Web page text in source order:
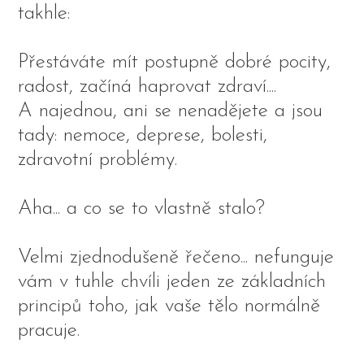
takhle:
Přestáváte mít postupně dobré pocity,
radost, začíná haprovat zdraví....
A najednou, ani se nenadějete a jsou
tady: nemoce, deprese, bolesti,
zdravotní problémy.
Aha... a co se to vlastně stalo?
Velmi zjednodušeně řečeno... nefunguje
vám v tuhle chvíli jeden ze základních
principů toho, jak vaše tělo normálně
pracuje.